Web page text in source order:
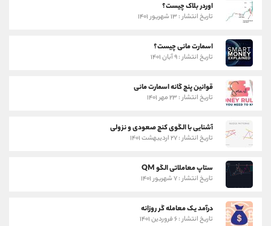
اوردر بلاک چیست؟
تاریخ انتشار : ۱۳ شهریور ۱۴۰۱
اسمارت مانی چیست؟
تاریخ انتشار : ۹ آبان ۱۴۰۱
قوانین پنج گانه اسمارت مانی
تاریخ انتشار : ۲۳ مهر ۱۴۰۱
آشنایی با الگوی کنج صعودی و نزولی
تاریخ انتشار : ۲۷ اردیبهشت ۱۴۰۱
ستاپ معاملاتی الگو QM
تاریخ انتشار : ۷ شهریور ۱۴۰۱
درآمد یک معامله گر روزانه
تاریخ انتشار : ۶ فروردین ۱۴۰۱